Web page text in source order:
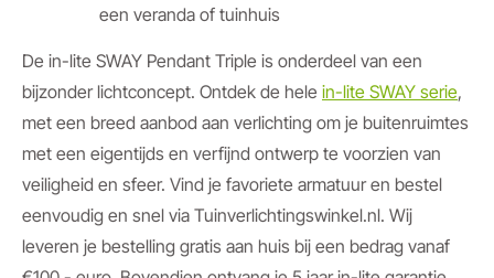
een veranda of tuinhuis
De in-lite SWAY Pendant Triple is onderdeel van een
bijzonder lichtconcept. Ontdek de hele in-lite SWAY serie,
met een breed aanbod aan verlichting om je buitenruimtes
met een eigentijds en verfijnd ontwerp te voorzien van
veiligheid en sfeer. Vind je favoriete armatuur en bestel
eenvoudig en snel via Tuinverlichtingswinkel.nl. Wij
leveren je bestelling gratis aan huis bij een bedrag vanaf